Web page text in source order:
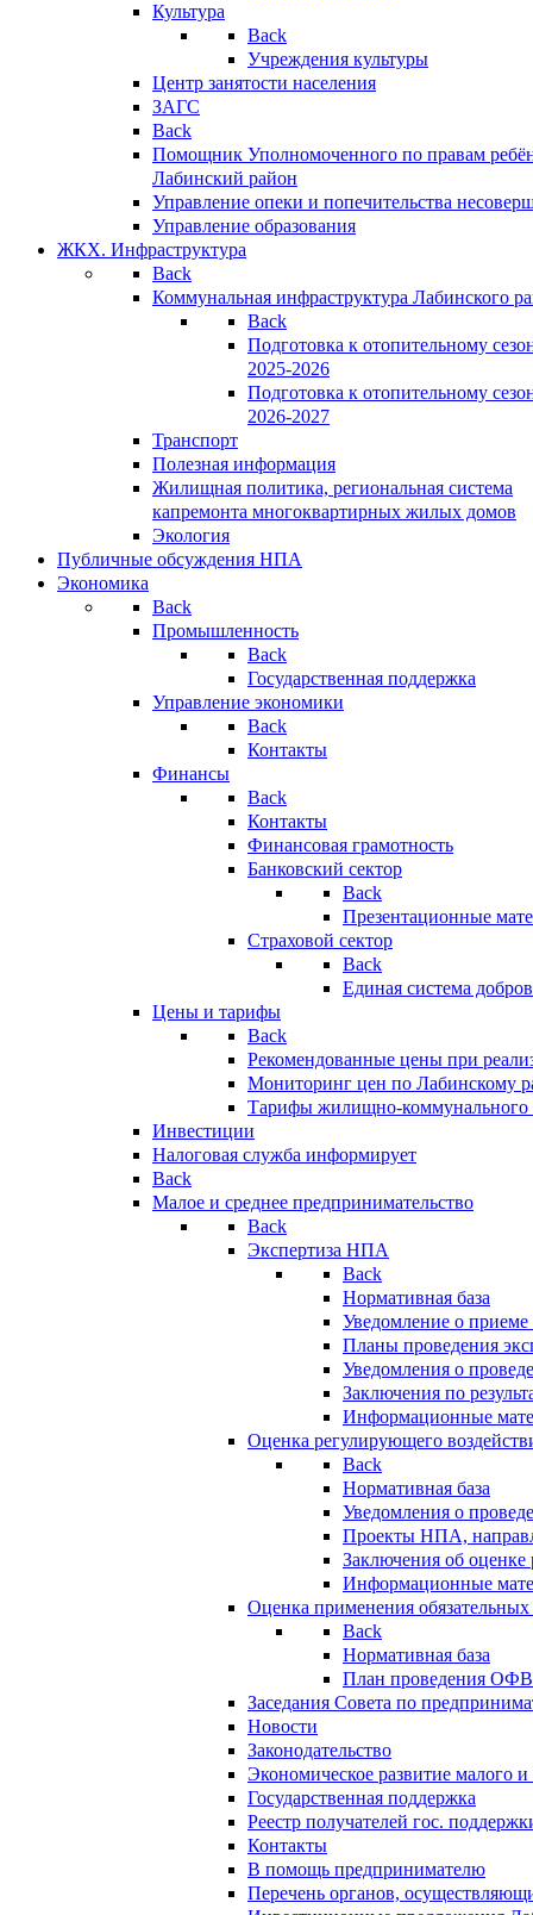
Культура
Back
Учреждения культуры
Центр занятости населения
ЗАГС
Back
Помощник Уполномоченного по правам
Лабинский район
Управление опеки и попечительства
Управление образования
ЖКХ. Инфраструктура
Back
Коммунальная инфраструктура Лабинского
Back
Подготовка к отопительному
2025-2026
Подготовка к отопительному
2026-2027
Транспорт
Полезная информация
Жилищная политика, региональная система
капремонта многоквартирных жилых домов
Экология
Публичные обсуждения НПА
Экономика
Back
Промышленность
Back
Государственная поддержка
Управление экономики
Back
Контакты
Финансы
Back
Контакты
Финансовая грамотность
Банковский сектор
Back
Презентационные
Страховой сектор
Back
Единая система
Цены и тарифы
Back
Рекомендованные цены при
Мониторинг цен по Лабинскому
Тарифы жилищно-коммунального
Инвестиции
Налоговая служба информирует
Back
Малое и среднее предпринимательство
Back
Экспертиза НПА
Back
Нормативная база
Уведомление о
Планы проведения
Уведомления о
Заключения по
Информационные
Оценка регулирующего
Back
Нормативная база
Уведомления о
Проекты НПА,
Заключения об
Информационные
Оценка применения
Back
Нормативная база
План проведения
Заседания Совета по
Новости
Законодательство
Экономическое развитие малого и
Государственная поддержка
Реестр получателей гос.
Контакты
В помощь предпринимателю
Перечень органов,